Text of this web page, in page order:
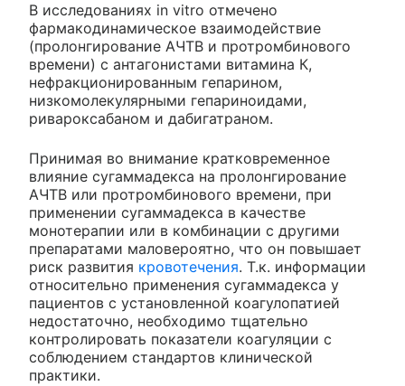
В исследованиях in vitro отмечено
фармакодинамическое взаимодействие
(пролонгирование АЧТВ и протромбинового
времени) с антагонистами витамина К,
нефракционированным гепарином,
низкомолекулярными гепариноидами,
ривароксабаном и дабигатраном.
Принимая во внимание кратковременное
влияние сугаммадекса на пролонгирование
АЧТВ или протромбинового времени, при
применении сугаммадекса в качестве
монотерапии или в комбинации с другими
препаратами маловероятно, что он повышает
риск развития кровотечения. Т.к. информации
относительно применения сугаммадекса у
пациентов с установленной коагулопатией
недостаточно, необходимо тщательно
контролировать показатели коагуляции с
соблюдением стандартов клинической
практики.